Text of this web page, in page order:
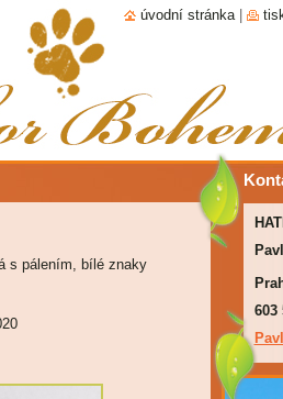
s pálením, bílé znaky
603
úvodní stránka